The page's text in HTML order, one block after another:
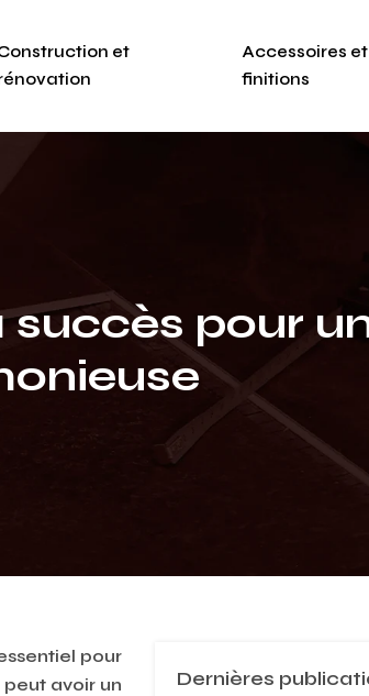
et
Accessoires et
finitions
pour
pour
avoir un
Dernières